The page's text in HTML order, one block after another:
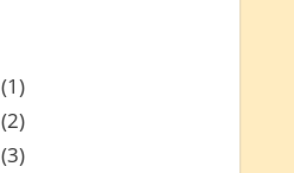
(1)
(2)
(3)